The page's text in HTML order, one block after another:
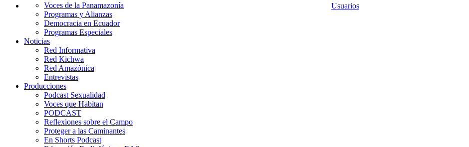
Usuarios
Voces de la Panamazonía
Programas y Alianzas
Democracia en Ecuador
Programas Especiales
Noticias
Red Informativa
Red Kichwa
Red Amazónica
Entrevistas
Producciones
Podcast Sexualidad
Voces que Habitan
PODCAST
Reflexiones sobre el Campo
Proteger a las Caminantes
En Shorts Podcast